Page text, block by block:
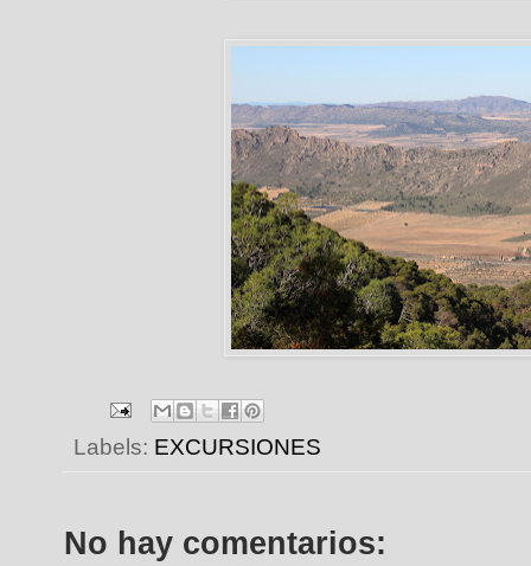
Labels: EXCURSIONES
No hay comentarios: